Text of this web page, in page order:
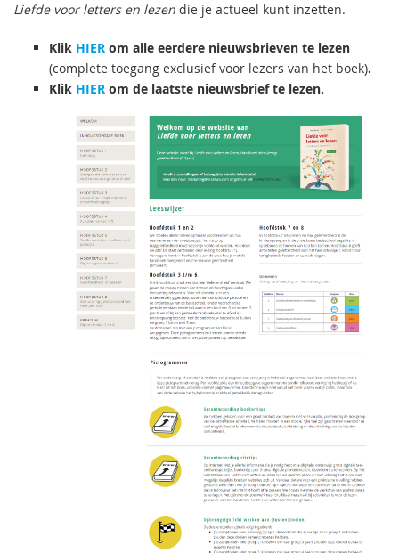
Liefde voor letters en lezen die je actueel kunt inzetten.
Klik HIER om alle eerdere nieuwsbrieven te lezen
(complete toegang exclusief voor lezers van het boek).
Klik HIER om de laatste nieuwsbrief te lezen.